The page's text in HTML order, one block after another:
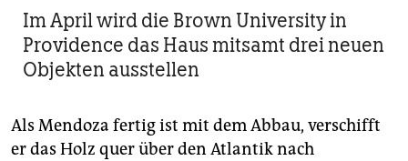
Im April wird die Brown University in
Providence das Haus mitsamt drei neuen
Objekten ausstellen
Als Mendoza fertig ist mit dem Abbau, verschifft
er das Holz quer über den Atlantik nach